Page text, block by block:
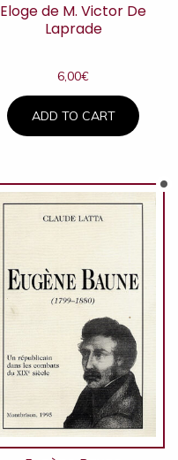
Eloge de M. Victor De
Laprade
6,00€
ADD TO CART